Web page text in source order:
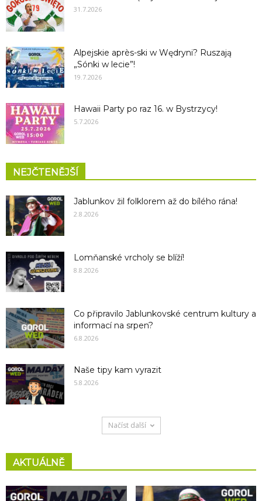
31.7.2026
Alpejskie après-ski w Wędryni? Ruszają
„Sónki w lecie”!
19.7.2026
Hawaii Party po raz 16. w Bystrzycy!
5.7.2026
NEJČTENĚJŠÍ
Jablunkov žil folklorem až do bílého rána!
2.8.2026
Lomňanské vrcholy se blíží!
8.8.2026
Co připravilo Jablunkovské centrum kultury a
informací na srpen?
6.8.2026
Naše tipy kam vyrazit
5.8.2026
Načíst další
AKTUÁLNĚ